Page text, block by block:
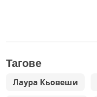
Тагове
Лаура Кьовеши